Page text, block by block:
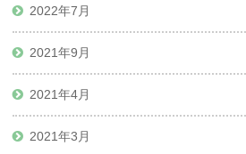
2022年7月
2021年9月
2021年4月
2021年3月